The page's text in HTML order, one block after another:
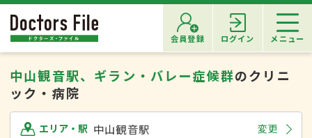
会員登録 ログイン メニュー
中山観音駅、ギラン・バレー症候群のクリニ
ック・病院
エリア・駅 中山観音駅 変更